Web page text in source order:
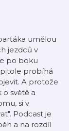
umělou
jezdců v
po boku
probíhá
A protože
světě a
si v
Podcast je
a na rozdíl